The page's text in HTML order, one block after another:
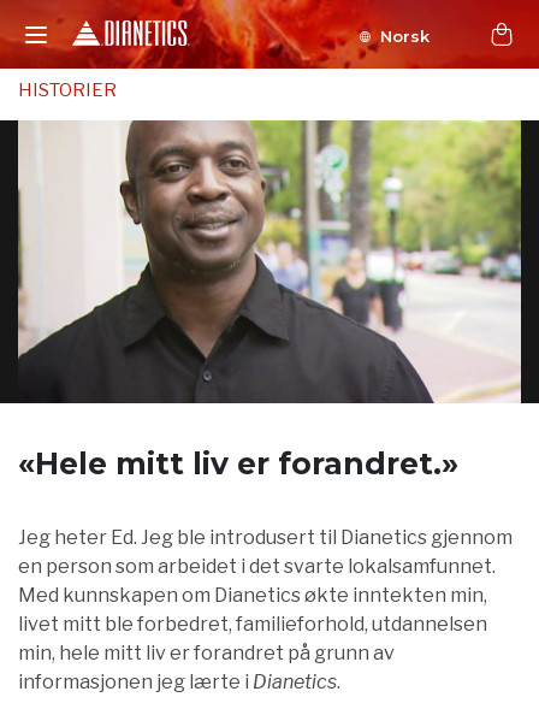
Norsk
HISTORIER
«Hele mitt liv er forandret.»
Jeg heter Ed. Jeg ble introdusert til Dianetics gjennom
en person som arbeidet i det svarte lokalsamfunnet.
Med kunnskapen om Dianetics økte inntekten min,
livet mitt ble forbedret, familieforhold, utdannelsen
min, hele mitt liv er forandret på grunn av
informasjonen jeg lærte i Dianetics.